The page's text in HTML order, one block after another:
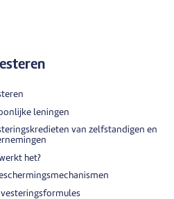
leningen
van zelfstandigen en
het?